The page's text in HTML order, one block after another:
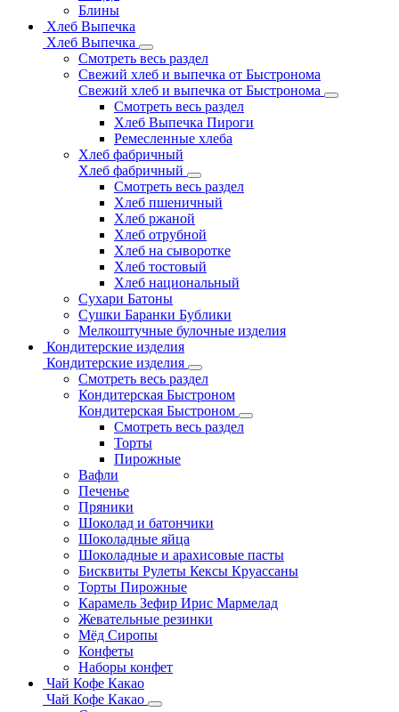
Блины
Хлеб Выпечка
Хлеб Выпечка
Смотреть весь раздел
Свежий хлеб и выпечка от Быстронома
Свежий хлеб и выпечка от Быстронома
Смотреть весь раздел
Хлеб Выпечка Пироги
Ремесленные хлеба
Хлеб фабричный
Хлеб фабричный
Смотреть весь раздел
Хлеб пшеничный
Хлеб ржаной
Хлеб отрубной
Хлеб на сыворотке
Хлеб тостовый
Хлеб национальный
Сухари Батоны
Сушки Баранки Бублики
Мелкоштучные булочные изделия
Кондитерские изделия
Кондитерские изделия
Смотреть весь раздел
Кондитерская Быстроном
Кондитерская Быстроном
Смотреть весь раздел
Торты
Пирожные
Вафли
Печенье
Пряники
Шоколад и батончики
Шоколадные яйца
Шоколадные и арахисовые пасты
Бисквиты Рулеты Кексы Круассаны
Торты Пирожные
Карамель Зефир Ирис Мармелад
Жевательные резинки
Мёд Сиропы
Конфеты
Наборы конфет
Чай Кофе Какао
Чай Кофе Какао